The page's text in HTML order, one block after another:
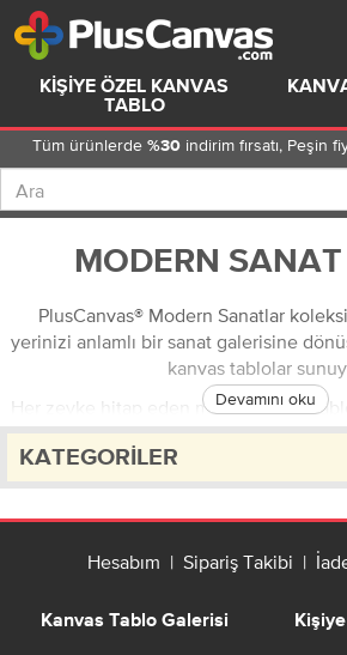
KIŞIYE ÖZEL KANVAS
TABLO
Tüm ürünlerde %30 indirim fırsatı, Peşin
MODERN
PlusCanvas® Modern Sanatlar
yerinizi anlamlı bir sanat galerisine
kanvas tablolar
Her zevke hitap eden modern sanat
salon için modern tablolar, evinize
tablolara kadar PlusCanvas'ın geniş
Devamını oku
KATEGORILER
Hesabım | Sipariş Takibi |
Kanvas Tablo Galerisi